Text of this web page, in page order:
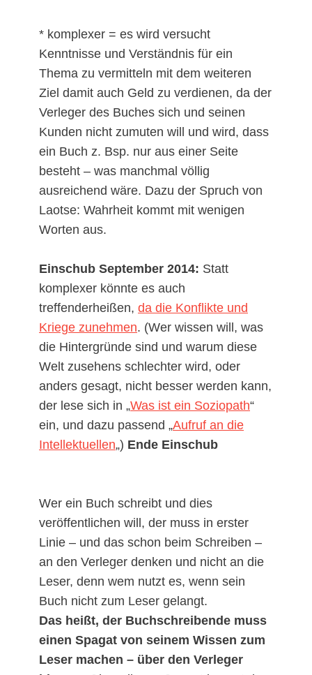
* komplexer = es wird versucht
Kenntnisse und Verständnis für ein
Thema zu vermitteln mit dem weiteren
Ziel damit auch Geld zu verdienen, da der
Verleger des Buches sich und seinen
Kunden nicht zumuten will und wird, dass
ein Buch z. Bsp. nur aus einer Seite
besteht – was manchmal völlig
ausreichend wäre. Dazu der Spruch von
Laotse: Wahrheit kommt mit wenigen
Worten aus.
Einschub September 2014: Statt
komplexer könnte es auch
treffenderheißen, da die Konflikte und
Kriege zunehmen. (Wer wissen will, was
die Hintergründe sind und warum diese
Welt zusehens schlechter wird, oder
anders gesagt, nicht besser werden kann,
der lese sich in „Was ist ein Soziopath“
ein, und dazu passend „Aufruf an die
Intellektuellen„) Ende Einschub
Wer ein Buch schreibt und dies
veröffentlichen will, der muss in erster
Linie – und das schon beim Schreiben –
an den Verleger denken und nicht an die
Leser, denn wem nutzt es, wenn sein
Buch nicht zum Leser gelangt.
Das heißt, der Buchschreibende muss
einen Spagat von seinem Wissen zum
Leser machen – über den Verleger